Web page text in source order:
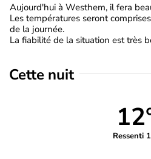
Aujourd'hui à Westhem, il fera
Les températures seront
de la journée.
La fiabilité de la situation est très
Cette nuit
Ressenti